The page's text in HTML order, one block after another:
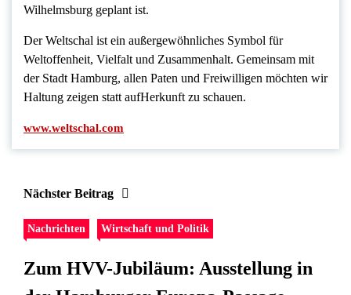
Wilhelmsburg geplant ist.
Der Weltschal ist ein außergewöhnliches Symbol für
Weltoffenheit, Vielfalt und Zusammenhalt. Gemeinsam mit
der Stadt Hamburg, allen Paten und Freiwilligen möchten wir
Haltung zeigen statt aufHerkunft zu schauen.
www.weltschal.com
Nächster Beitrag
Nachrichten Wirtschaft und Politik
Zum HVV-Jubiläum: Ausstellung in